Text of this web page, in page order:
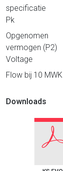
specificatie
Pk
Opgenomen
vermogen (P2)
Voltage
Flow bij 10 MWK
Downloads